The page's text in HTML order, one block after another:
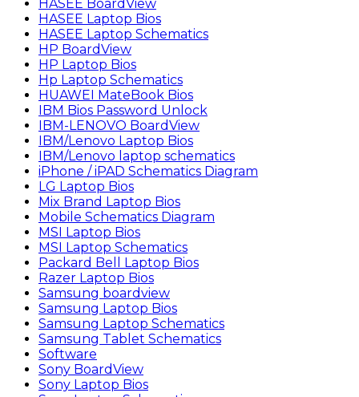
HASEE BoardView
HASEE Laptop Bios
HASEE Laptop Schematics
HP BoardView
HP Laptop Bios
Hp Laptop Schematics
HUAWEI MateBook Bios
IBM Bios Password Unlock
IBM-LENOVO BoardView
IBM/Lenovo Laptop Bios
IBM/Lenovo laptop schematics
iPhone / iPAD Schematics Diagram
LG Laptop Bios
Mix Brand Laptop Bios
Mobile Schematics Diagram
MSI Laptop Bios
MSI Laptop Schematics
Packard Bell Laptop Bios
Razer Laptop Bios
Samsung boardview
Samsung Laptop Bios
Samsung Laptop Schematics
Samsung Tablet Schematics
Software
Sony BoardView
Sony Laptop Bios